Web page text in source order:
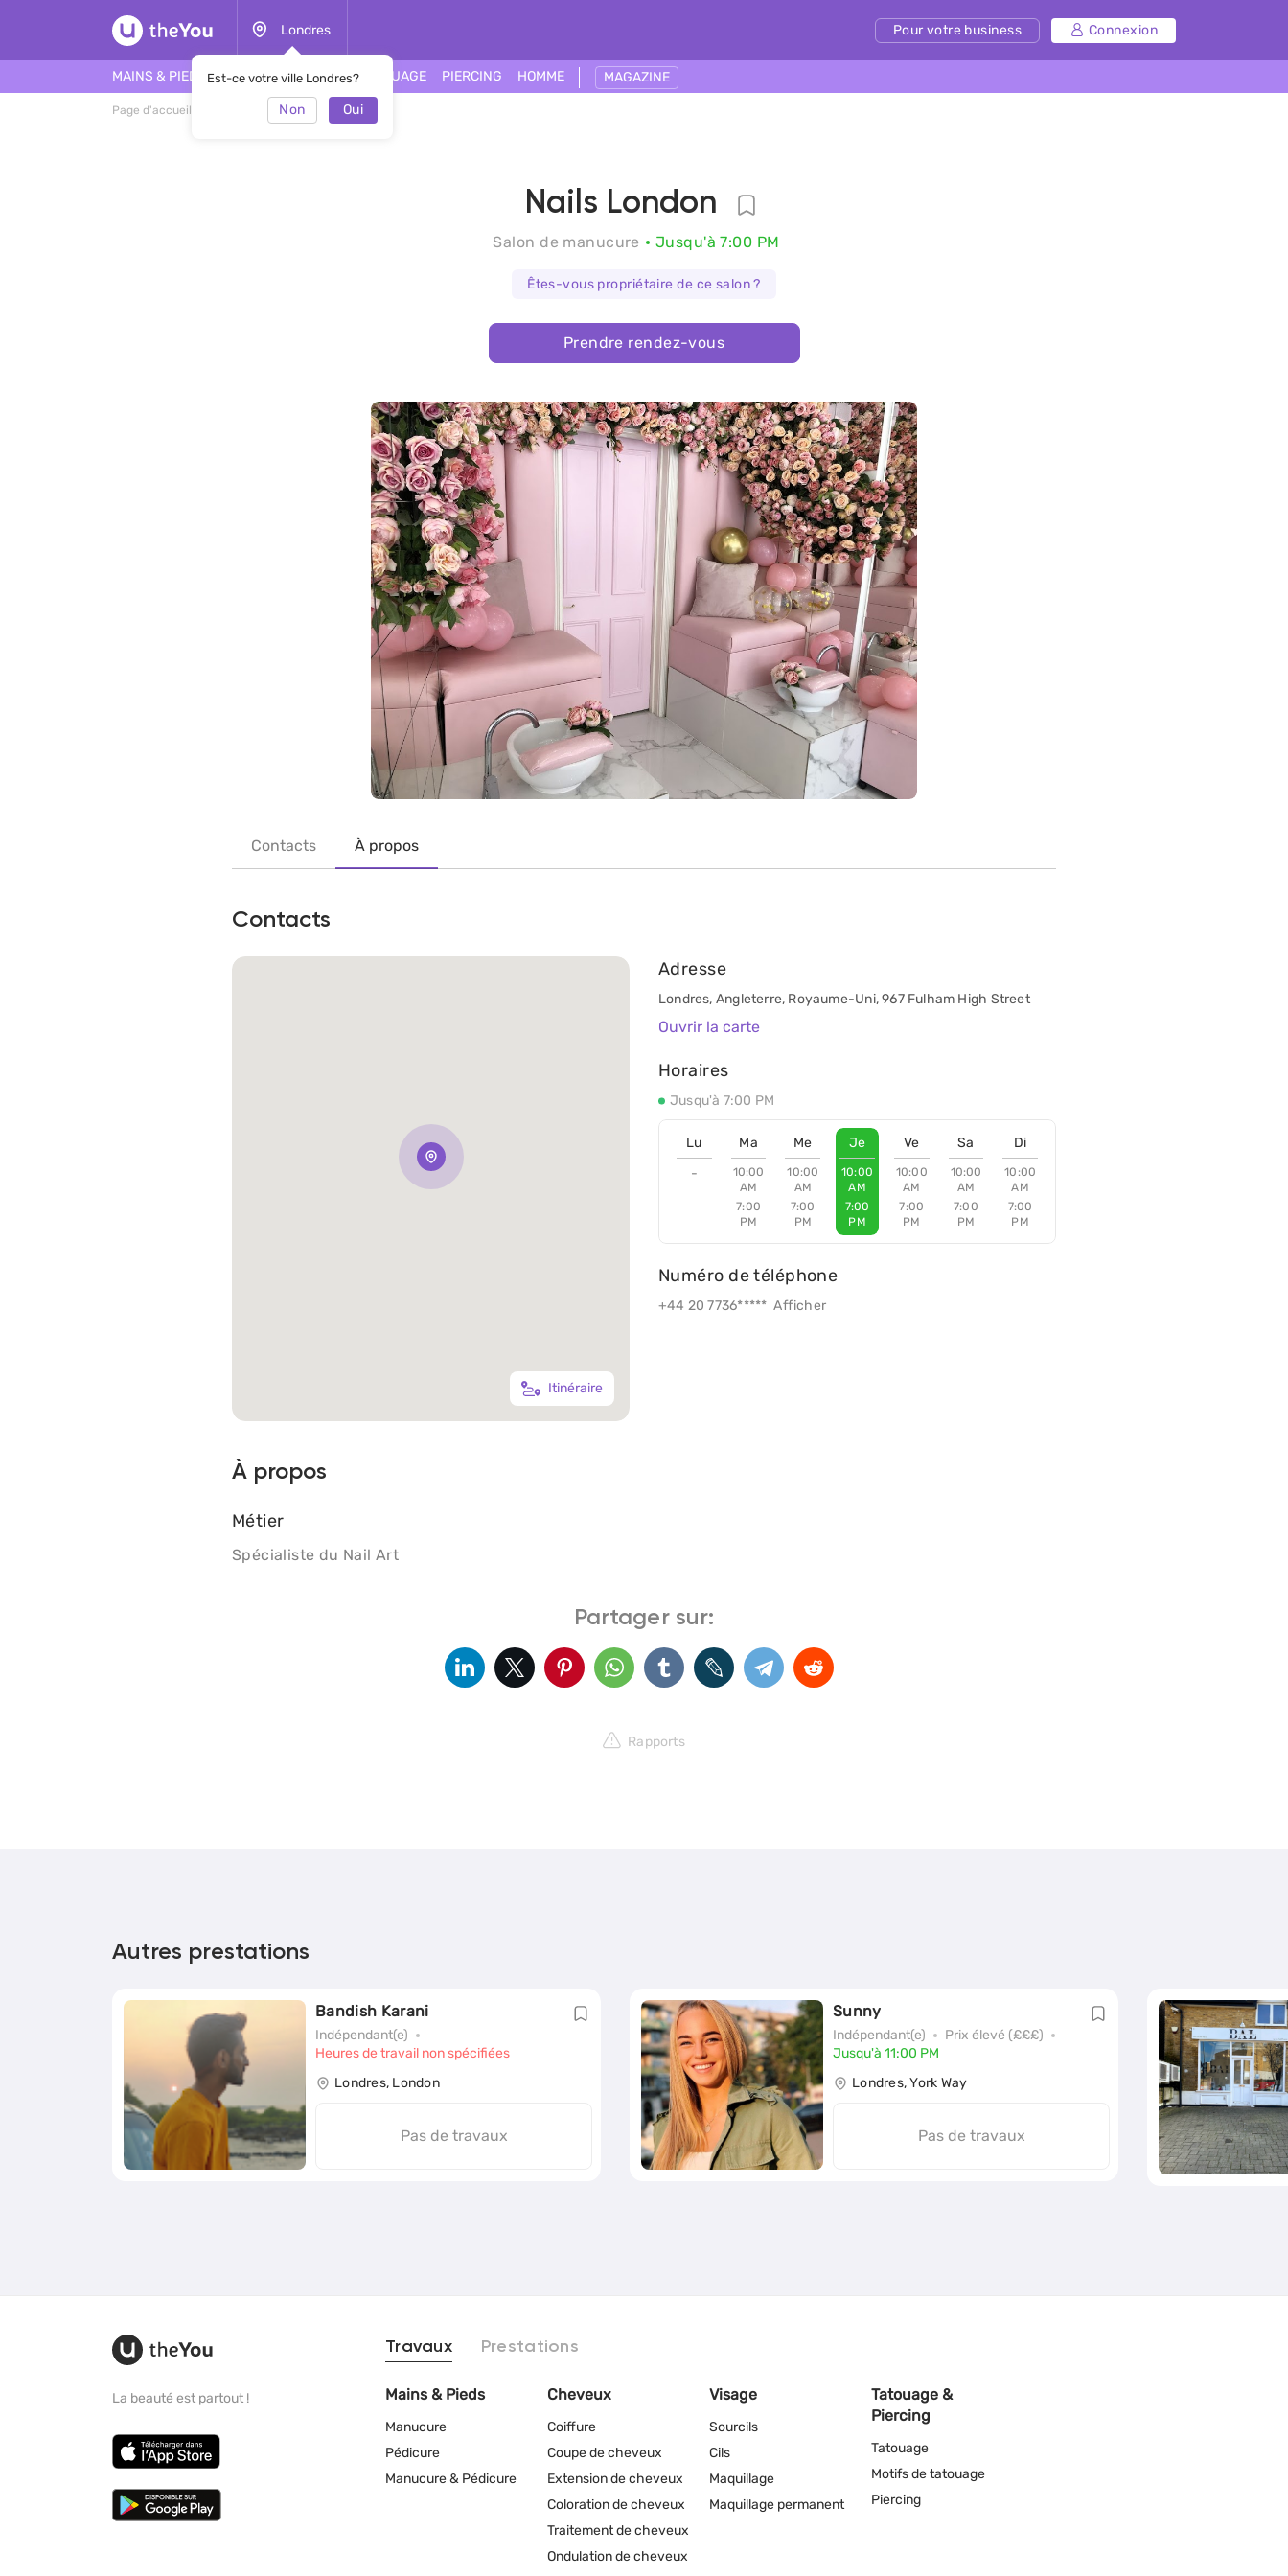
Londres
Est-ce votre ville Londres?
Non Oui
Pour votre business Connexion
MAINS & PIEDS CHEVEUX VISAGE TATOUAGE PIERCING HOMME MAGAZINE
Page d'accueil Salon de manucure Nails London
Nails London
Salon de manucure Jusqu'à 7:00 PM
Êtes-vous propriétaire de ce salon ?
Prendre rendez-vous
Contacts À propos
Contacts
Itinéraire
Adresse
Londres, Angleterre, Royaume-Uni, 967 Fulham High Street
Ouvrir la carte
Horaires
Jusqu'à 7:00 PM
Lu
-
Ma
10:00
AM
7:00
PM
Me
10:00
AM
7:00
PM
Je
10:00
AM
7:00
PM
Ve
10:00
AM
7:00
PM
Sa
10:00
AM
7:00
PM
Di
10:00
AM
7:00
PM
Numéro de téléphone
+44 20 7736***** Afficher
À propos
Métier
Spécialiste du Nail Art
Partager sur:
Rapports
Autres prestations
Bandish Karani
Indépendant(e)
Heures de travail non spécifiées
Londres, London
Pas de travaux
Sunny
Indépendant(e)
Prix élevé (£££)
Jusqu'à 11:00 PM
Londres, York Way
Pas de travaux
La beauté est partout !
Travaux Prestations
Mains & Pieds
Manucure
Pédicure
Manucure & Pédicure
Cheveux
Coiffure
Coupe de cheveux
Extension de cheveux
Coloration de cheveux
Traitement de cheveux
Ondulation de cheveux
Visage
Sourcils
Cils
Maquillage
Maquillage permanent
Tatouage &
Piercing
Tatouage
Motifs de tatouage
Piercing